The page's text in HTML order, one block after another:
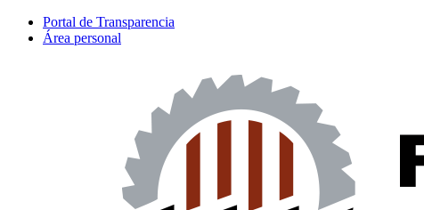
Portal de Transparencia
Área personal